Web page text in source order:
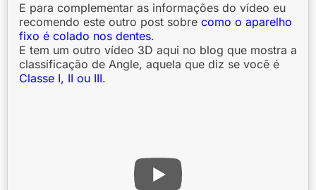
E para complementar as informações do vídeo eu
recomendo este outro post sobre como o aparelho
fixo é colado nos dentes.
E tem um outro vídeo 3D aqui no blog que mostra a
classificação de Angle, aquela que diz se você é
Classe I, II ou III.